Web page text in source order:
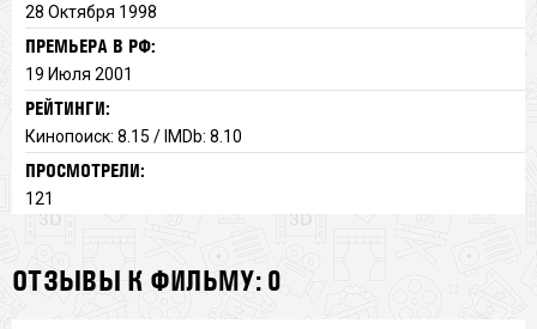
28 Октября 1998
ПРЕМЬЕРА В РФ:
19 Июля 2001
РЕЙТИНГИ:
Кинопоиск: 8.15 / IMDb: 8.10
ПРОСМОТРЕЛИ:
121
ОТЗЫВЫ К ФИЛЬМУ: 0